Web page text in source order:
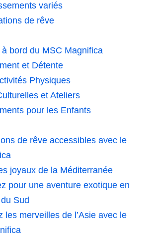
variés
de rêve
bord du MSC Magnifica
et Détente
Physiques
et Ateliers
pour les Enfants
de rêve accessibles avec le
joyaux de la Méditerranée
pour une aventure exotique en
Sud
les merveilles de l’Asie avec le